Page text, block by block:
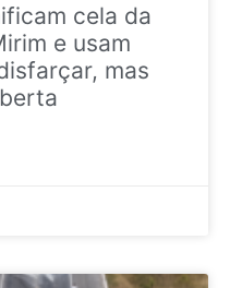
cela da
e usam
mas